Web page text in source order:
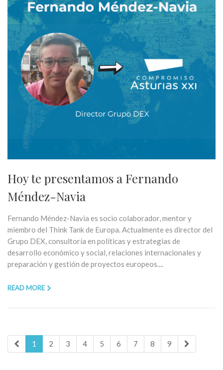
Hoy te presentamos a Fernando
Méndez-Navia
Fernando Méndez-Navia es socio colaborador, mentor y
miembro del Think Tank de Europa. Actualmente es director del
Grupo DEX, consultoría en políticas y estrategias de
desarrollo económico y social, relaciones internacionales y
preparación y gestión de proyectos europeos....
READ MORE
1 2 3 4 5 6 7 8 9